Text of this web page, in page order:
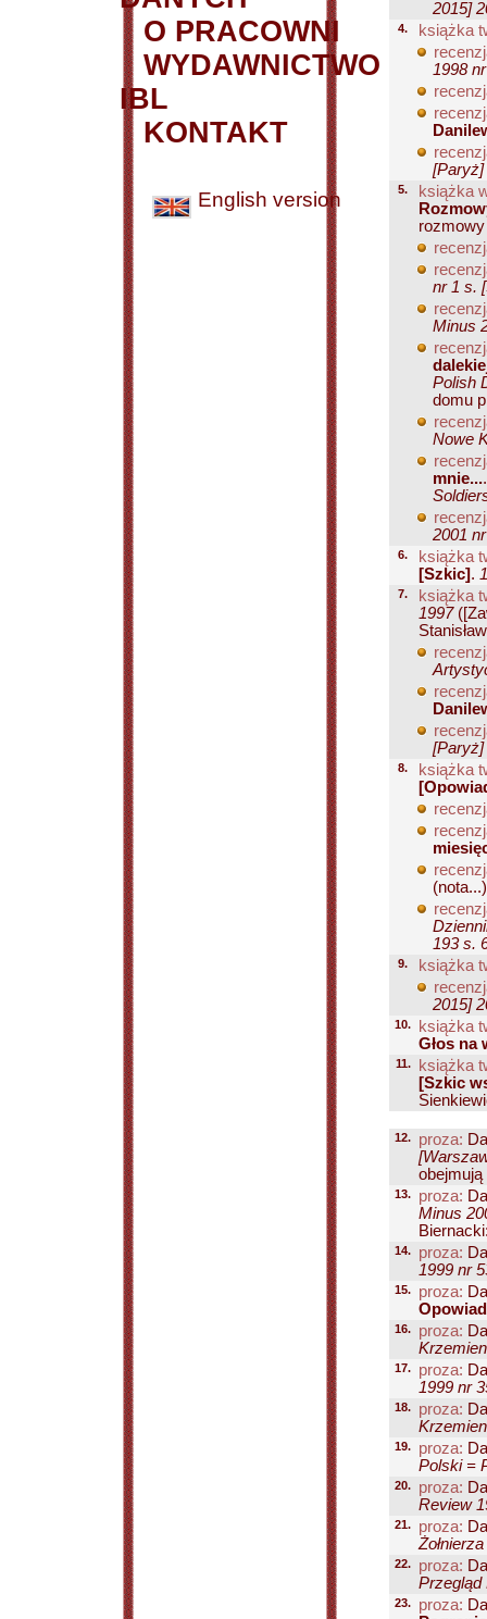
O PRACOWNI
WYDAWNICTWO
IBL
KONTAKT
English version
2015]
4.
książka
1998
[Paryż]
5.
książka
nr 1 s.
Minus
Polish
domu
Nowe
mnie...
2001
6.
książka
[Szkic].
7.
książka
1997
[Paryż]
8.
książka
(nota...)
193 s.
9.
książka
2015]
10.
książka
Głos na
11.
książka
[Szkic
12. proza:
obejmują
13. proza:
Minus
14. proza:
1999 nr
15. proza:
16. proza:
17. proza:
1999 nr
18. proza:
19. proza:
Polski =
20. proza:
Review
21. proza:
22. proza:
Przegląd
23. proza: